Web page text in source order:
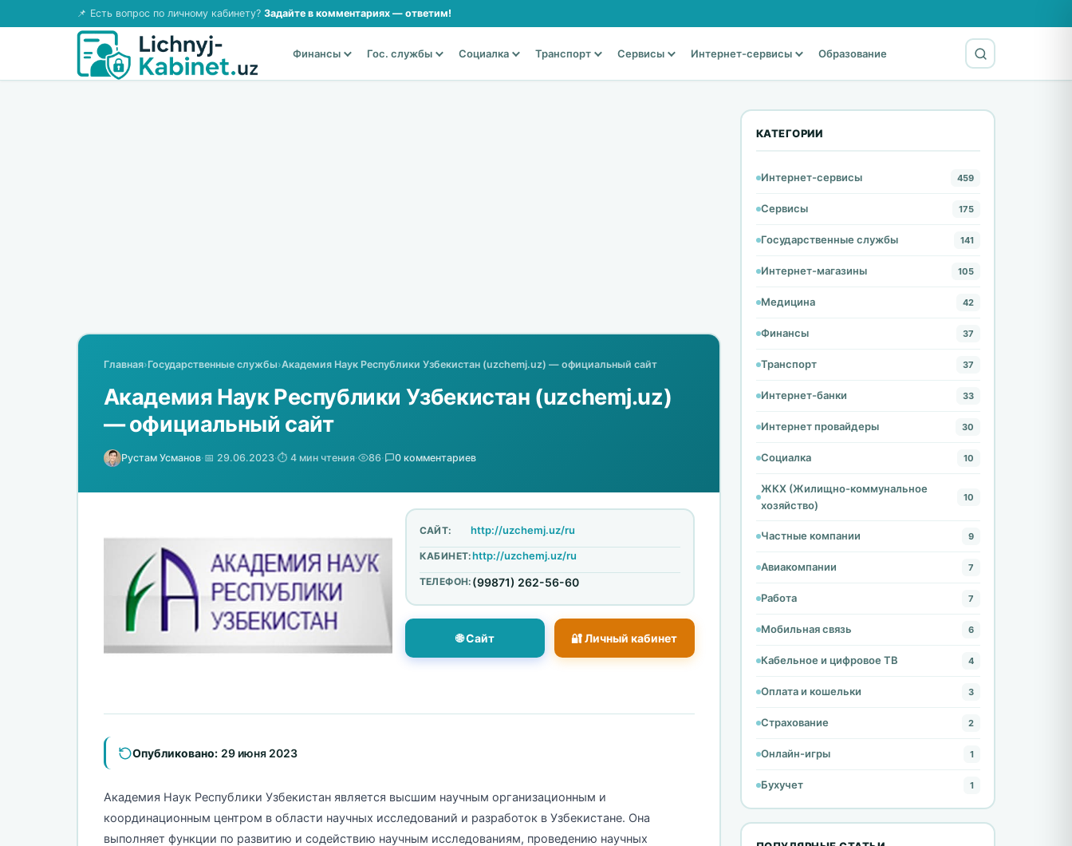
📌 Есть вопрос по личному кабинету? Задайте в комментариях — ответим!
Финансы Гос. службы Социалка Транспорт Сервисы Интернет-сервисы Образование
Главная›Государственные службы›Академия Наук Республики Узбекистан (uzchemj.uz) — официальный сайт
Академия Наук Республики Узбекистан (uzchemj.uz)
— официальный сайт
Рустам Усманов·📅 29.06.2023·⏱️ 4 мин чтения· 86· 0 комментариев
САЙТ: http://uzchemj.uz/ru
КАБИНЕТ:http://uzchemj.uz/ru
ТЕЛЕФОН: (99871) 262-56-60
🌐 Сайт 🔐 Личный кабинет
Опубликовано: 29 июня 2023
Академия Наук Республики Узбекистан является высшим научным организационным и
координационным центром в области научных исследований и разработок в Узбекистане. Она
выполняет функции по развитию и содействию научным исследованиям, проведению научных
КАТЕГОРИИ
Интернет-сервисы 459
Сервисы 175
Государственные службы 141
Интернет-магазины 105
Медицина 42
Финансы 37
Транспорт 37
Интернет-банки 33
Интернет провайдеры 30
Социалка 10
ЖКХ (Жилищно-коммунальное
хозяйство)
10
Частные компании 9
Авиакомпании 7
Работа 7
Мобильная связь 6
Кабельное и цифровое ТВ 4
Оплата и кошельки 3
Страхование 2
Онлайн-игры 1
Бухучет 1